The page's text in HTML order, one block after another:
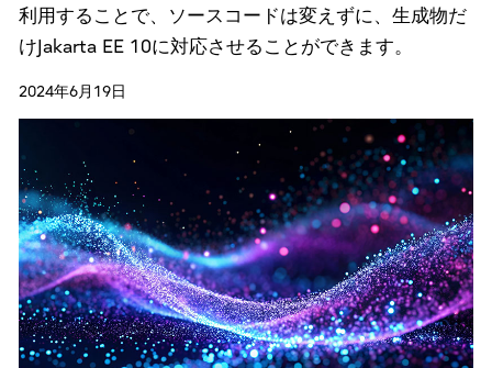
利用することで、ソースコードは変えずに、生成物だ
けJakarta EE 10に対応させることができます。
2024年6月19日